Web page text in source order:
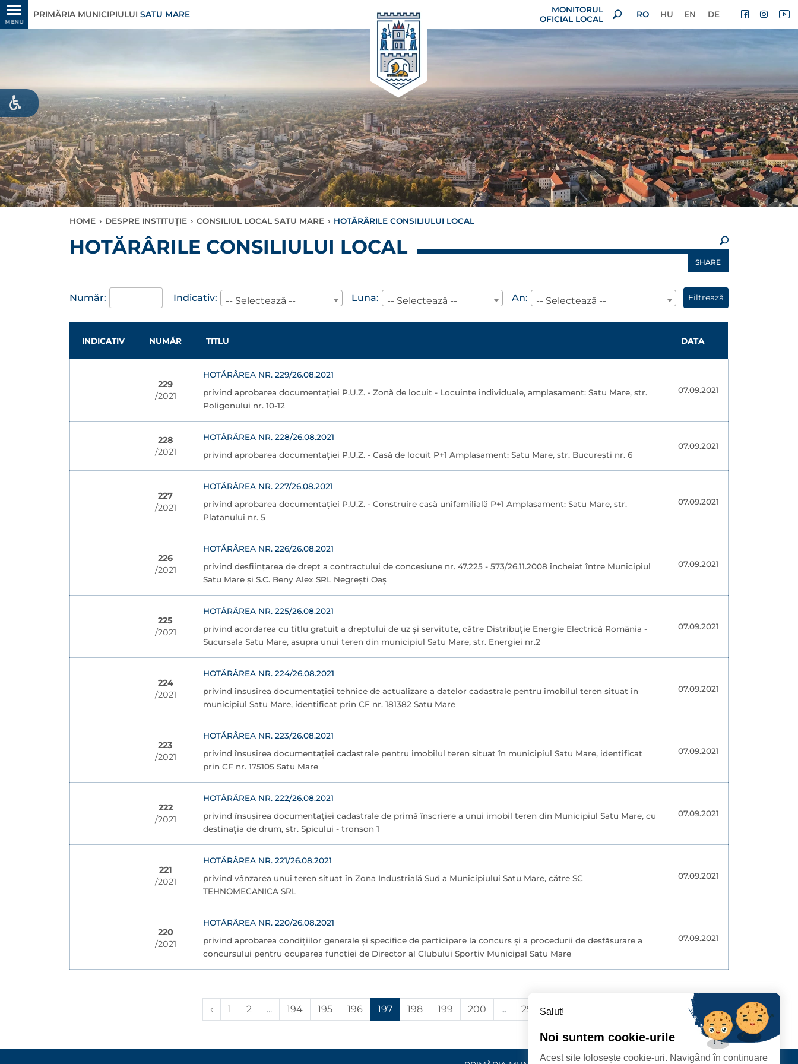
MENU
PRIMĂRIA MUNICIPIULUI SATU MARE
MONITORUL
OFICIAL LOCAL
RO HU EN DE
HOME › DESPRE INSTITUȚIE › CONSILIUL LOCAL SATU MARE › HOTĂRÂRILE CONSILIULUI LOCAL
HOTĂRÂRILE CONSILIULUI LOCAL
SHARE
Număr: Indicativ: -- Selectează -- Luna: -- Selectează -- An: -- Selectează -- Filtrează
INDICATIV NUMĂR TITLU DATA
229
/2021
HOTĂRÂREA NR. 229/26.08.2021
privind aprobarea documentaţiei P.U.Z. - Zonă de locuit - Locuințe individuale, amplasament: Satu Mare, str.
Poligonului nr. 10-12
07.09.2021
228
/2021
HOTĂRÂREA NR. 228/26.08.2021
privind aprobarea documentaţiei P.U.Z. - Casă de locuit P+1 Amplasament: Satu Mare, str. București nr. 6
07.09.2021
227
/2021
HOTĂRÂREA NR. 227/26.08.2021
privind aprobarea documentaţiei P.U.Z. - Construire casă unifamilială P+1 Amplasament: Satu Mare, str.
Platanului nr. 5
07.09.2021
226
/2021
HOTĂRÂREA NR. 226/26.08.2021
privind desființarea de drept a contractului de concesiune nr. 47.225 - 573/26.11.2008 încheiat între Municipiul
Satu Mare și S.C. Beny Alex SRL Negrești Oaș
07.09.2021
225
/2021
HOTĂRÂREA NR. 225/26.08.2021
privind acordarea cu titlu gratuit a dreptului de uz şi servitute, către Distribuție Energie Electrică România -
Sucursala Satu Mare, asupra unui teren din municipiul Satu Mare, str. Energiei nr.2
07.09.2021
224
/2021
HOTĂRÂREA NR. 224/26.08.2021
privind însușirea documentației tehnice de actualizare a datelor cadastrale pentru imobilul teren situat în
municipiul Satu Mare, identificat prin CF nr. 181382 Satu Mare
07.09.2021
223
/2021
HOTĂRÂREA NR. 223/26.08.2021
privind însușirea documentației cadastrale pentru imobilul teren situat în municipiul Satu Mare, identificat
prin CF nr. 175105 Satu Mare
07.09.2021
222
/2021
HOTĂRÂREA NR. 222/26.08.2021
privind însușirea documentației cadastrale de primă înscriere a unui imobil teren din Municipiul Satu Mare, cu
destinația de drum, str. Spicului - tronson 1
07.09.2021
221
/2021
HOTĂRÂREA NR. 221/26.08.2021
privind vânzarea unui teren situat în Zona Industrială Sud a Municipiului Satu Mare, către SC
TEHNOMECANICA SRL
07.09.2021
220
/2021
HOTĂRÂREA NR. 220/26.08.2021
privind aprobarea condițiilor generale și specifice de participare la concurs și a procedurii de desfășurare a
concursului pentru ocuparea funcției de Director al Clubului Sportiv Municipal Satu Mare
07.09.2021
‹ 1 2 ... 194 195 196 197 198 199 200 ... 296 297
Salut!
Noi suntem cookie-urile
Acest site folosește cookie-uri. Navigând în continuare